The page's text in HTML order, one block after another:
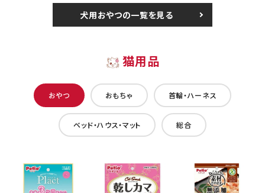
犬用おやつの一覧を見る
猫用品
おやつ おもちゃ 首輪・ハーネス
ベッド・ハウス・マット 総合